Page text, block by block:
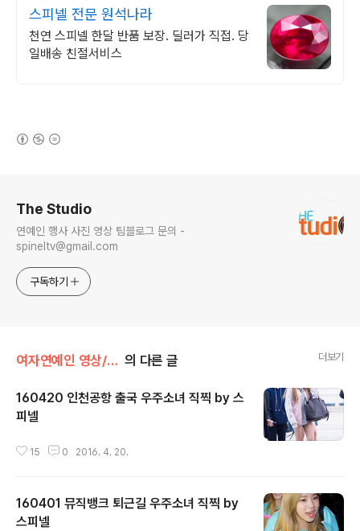
스피넬 전문 원석나라
천연 스피넬 한달 반품 보장. 딜러가 직접. 당
일배송 친절서비스
The Studio
연예인 행사 사진 영상 팀블로그 문의 -
spineltv@gmail.com
구독하기
여자연예인 영상/우주소녀 의 다른 글 더보기
160420 인천공항 출국 우주소녀 직찍 by 스
피넬
15 0 2016. 4. 20.
160401 뮤직뱅크 퇴근길 우주소녀 직찍 by
스피넬